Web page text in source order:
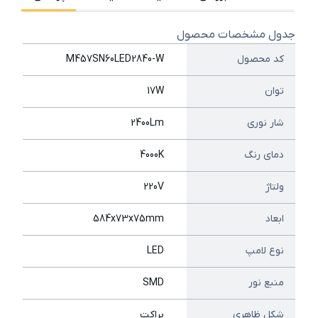
جدول مشخصات محصول
کد محصول M457SN60LED2840-W
توان 17W
شار نوری 2400Lm
دمای رنگ 4000K
ولتاژ 220V
ابعاد 584x73x75mm
نوع لامپ LED
منبع نور SMD
شکل ظاهری براکت